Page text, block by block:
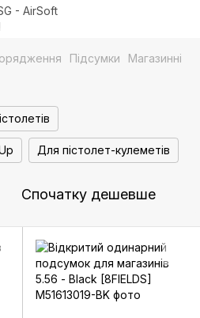
Підсумки Магазинні
Для пістолет-кулеметів
Спочатку дешевше